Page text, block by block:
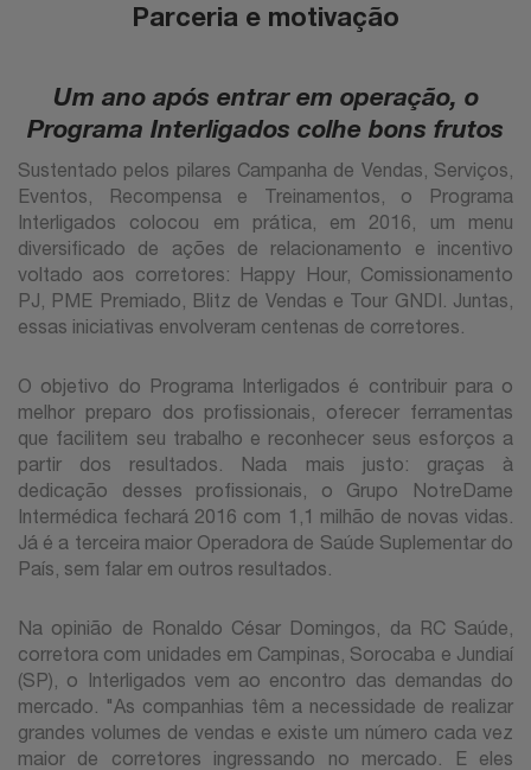
Parceria e motivação
Um ano após entrar em operação, o
Programa Interligados colhe bons frutos
Sustentado pelos pilares Campanha de Vendas, Serviços,
Eventos, Recompensa e Treinamentos, o Programa
Interligados colocou em prática, em 2016, um menu
diversificado de ações de relacionamento e incentivo
voltado aos corretores: Happy Hour, Comissionamento
PJ, PME Premiado, Blitz de Vendas e Tour GNDI. Juntas,
essas iniciativas envolveram centenas de corretores.
O objetivo do Programa Interligados é contribuir para o
melhor preparo dos profissionais, oferecer ferramentas
que facilitem seu trabalho e reconhecer seus esforços a
partir dos resultados. Nada mais justo: graças à
dedicação desses profissionais, o Grupo NotreDame
Intermédica fechará 2016 com 1,1 milhão de novas vidas.
Já é a terceira maior Operadora de Saúde Suplementar do
País, sem falar em outros resultados.
Na opinião de Ronaldo César Domingos, da RC Saúde,
corretora com unidades em Campinas, Sorocaba e Jundiaí
(SP), o Interligados vem ao encontro das demandas do
mercado. "As companhias têm a necessidade de realizar
grandes volumes de vendas e existe um número cada vez
maior de corretores ingressando no mercado. E eles